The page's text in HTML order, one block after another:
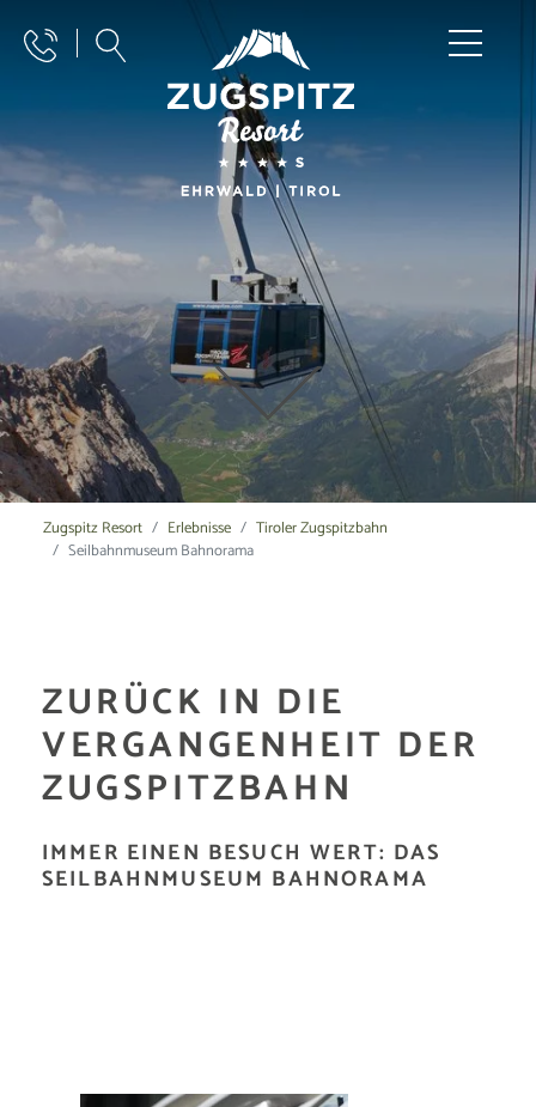
Zugspitz Resort Erlebnisse
Tiroler Zugspitzbahn
Seilbahnmuseum Bahnorama
ZURÜCK IN DIE
VERGANGENHEIT DER
ZUGSPITZBAHN
IMMER EINEN BESUCH WERT: DAS
SEILBAHNMUSEUM BAHNORAMA